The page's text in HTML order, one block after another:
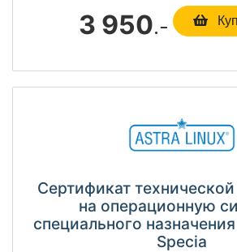
3 950.-
Сертификат
на операционную
специального
Specia